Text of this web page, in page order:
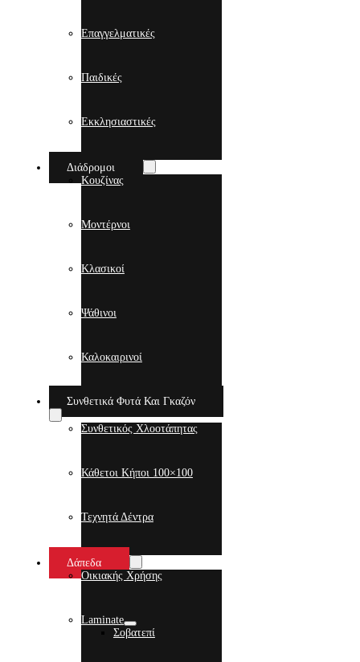
Επαγγελματικές
Παιδικές
Εκκλησιαστικές
Διάδρομοι
Κουζίνας
Μοντέρνοι
Κλασικοί
Ψάθινοι
Καλοκαιρινοί
Συνθετικά Φυτά Και Γκαζόν
Συνθετικός Χλοοτάπητας
Κάθετοι Κήποι 100×100
Τεχνητά Δέντρα
Δάπεδα
Οικιακής Χρήσης
Laminate
Σοβατεπί